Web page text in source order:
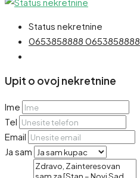
Status nekretnine
0653858888 0653858888
Upit o ovoj nekretnine
Ime
Tel
Email
Ja sam